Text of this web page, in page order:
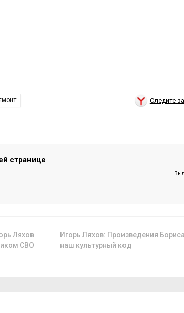
Следите
странице
Ляхов
СВО
Игорь Ляхов: Произведения
наш культурный код